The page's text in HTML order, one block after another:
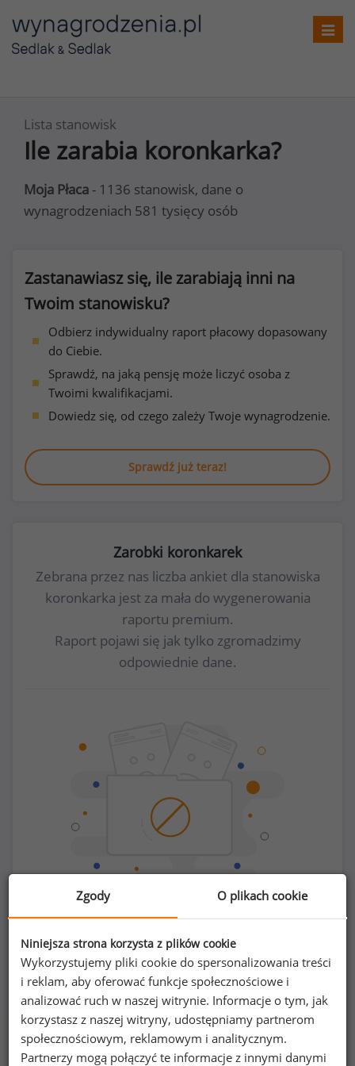
Lista stanowisk
Ile zarabia koronkarka?
Moja Płaca - 1136 stanowisk, dane o
wynagrodzeniach 581 tysięcy osób
Zastanawiasz się, ile zarabiają inni na
Twoim stanowisku?
Odbierz indywidualny raport płacowy dopasowany
do Ciebie.
Sprawdź, na jaką pensję może liczyć osoba z
Twoimi kwalifikacjami.
Dowiedz się, od czego zależy Twoje wynagrodzenie.
Sprawdź już teraz!
Zarobki koronkarek
Zebrana przez nas liczba ankiet dla stanowiska
koronkarka jest za mała do wygenerowania
raportu premium.
Raport pojawi się jak tylko zgromadzimy
odpowiednie dane.
Chcesz porównać swoje zarobki z innymi?
Sprawdź ile powinieneś zarabiać
Zgody O plikach cookie
Niniejsza strona korzysta z plików cookie
Wykorzystujemy pliki cookie do spersonalizowania treści
i reklam, aby oferować funkcje społecznościowe i
analizować ruch w naszej witrynie. Informacje o tym, jak
korzystasz z naszej witryny, udostępniamy partnerom
społecznościowym, reklamowym i analitycznym.
Partnerzy mogą połączyć te informacje z innymi danymi